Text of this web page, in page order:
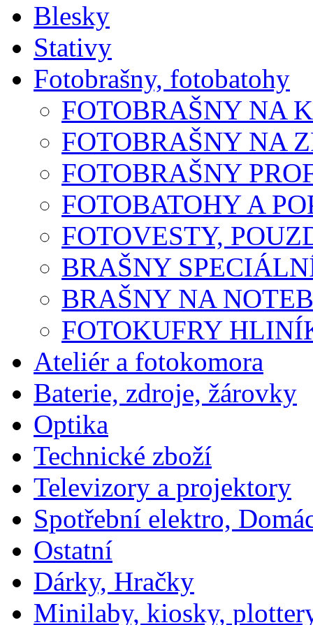
Blesky
Stativy
Fotobrašny, fotobatohy
FOTOBRAŠNY NA
FOTOBRAŠNY NA
FOTOBRAŠNY
FOTOBATOHY A
FOTOVESTY,
BRAŠNY
BRAŠNY NA
FOTOKUFRY
Ateliér a fotokomora
Baterie, zdroje, žárovky
Optika
Technické zboží
Televizory a projektory
Spotřební elektro,
Ostatní
Dárky, Hračky
Minilaby, kiosky,